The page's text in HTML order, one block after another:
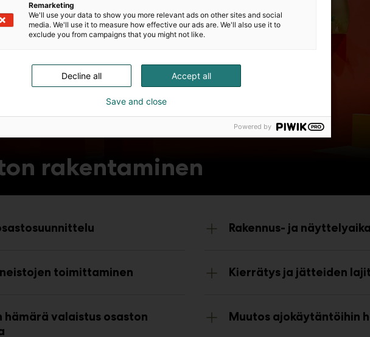
rakentaminen
toimittaminen
hämärä valaistus osaston
Rakennus- ja
Kierrätys ja jätteiden
Muutos ajokäytäntöihin
Remarketing
We'll use your data to show you more relevant ads on other sites and social
media. We'll use it to measure how effective our ads are. We'll also use it to
exclude you from campaigns that you might not like.
Accept all
Decline all
Save and close
Powered by